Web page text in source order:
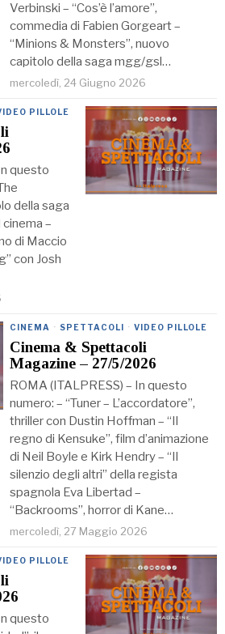
Verbinski – “Cos’è l’amore”,
commedia di Fabien Gorgeart –
“Minions & Monsters”, nuovo
capitolo della saga mgg/gsl…
mercoledì, 24 Giugno 2026
PILLOLE
questo
della saga
cinema –
di Maccio
con Josh
CINEMA · SPETTACOLI · VIDEO PILLOLE
Cinema & Spettacoli
Magazine – 27/5/2026
ROMA (ITALPRESS) – In questo
numero: – “Tuner – L’accordatore”,
thriller con Dustin Hoffman – “Il
regno di Kensuke”, film d’animazione
di Neil Boyle e Kirk Hendry – “Il
silenzio degli altri” della regista
spagnola Eva Libertad –
“Backrooms”, horror di Kane…
mercoledì, 27 Maggio 2026
PILLOLE
questo